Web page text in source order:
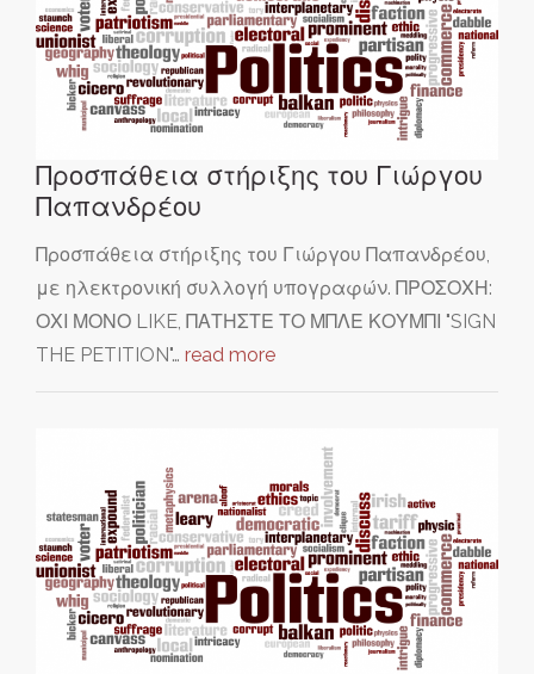
Προσπάθεια στήριξης του Γιώργου
Παπανδρέου
Προσπάθεια στήριξης του Γιώργου Παπανδρέου,
με ηλεκτρονική συλλογή υπογραφών. ΠΡΟΣΟΧΗ:
ΟΧΙ ΜΟΝΟ LIKE, ΠΑΤΗΣΤΕ ΤΟ ΜΠΛΕ ΚΟΥΜΠΙ "SIGN
THE PETITION"… read more